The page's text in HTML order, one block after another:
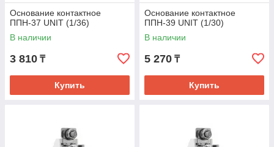
Основание контактное
ППН-37 UNIT (1/36)
В наличии
3 810 ₸
Купить
Основание контактное
ППН-39 UNIT (1/30)
В наличии
5 270 ₸
Купить